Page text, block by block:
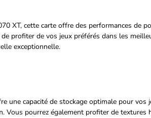
XT, cette carte offre des performances de
profiter de vos jeux préférés dans les
exceptionnelle.
une capacité de stockage optimale pour vos
Vous pourrez également profiter de textures